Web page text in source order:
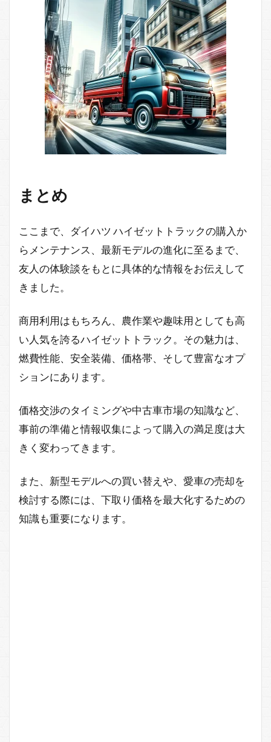
まとめ
ここまで、ダイハツ ハイゼットトラックの購入か
らメンテナンス、最新モデルの進化に至るまで、
友人の体験談をもとに具体的な情報をお伝えして
きました。
商用利用はもちろん、農作業や趣味用としても高
い人気を誇るハイゼットトラック。その魅力は、
燃費性能、安全装備、価格帯、そして豊富なオプ
ションにあります。
価格交渉のタイミングや中古車市場の知識など、
事前の準備と情報収集によって購入の満足度は大
きく変わってきます。
また、新型モデルへの買い替えや、愛車の売却を
検討する際には、下取り価格を最大化するための
知識も重要になります。